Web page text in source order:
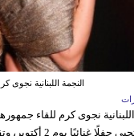
النجمة اللبنانية نجوى
نجوى كرم للقاء
المقبل، حيث تحيي